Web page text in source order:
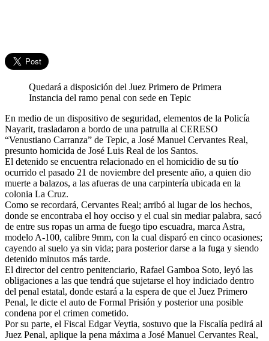
Quedará a disposición del Juez Primero de Primera
Instancia del ramo penal con sede en Tepic
En medio de un dispositivo de seguridad, elementos de la Policía
Nayarit, trasladaron a bordo de una patrulla al CERESO
“Venustiano Carranza” de Tepic, a José Manuel Cervantes Real,
presunto homicida de José Luis Real de los Santos.
El detenido se encuentra relacionado en el homicidio de su tío
ocurrido el pasado 21 de noviembre del presente año, a quien dio
muerte a balazos, a las afueras de una carpintería ubicada en la
colonia La Cruz.
Como se recordará, Cervantes Real; arribó al lugar de los hechos,
donde se encontraba el hoy occiso y el cual sin mediar palabra, sacó
de entre sus ropas un arma de fuego tipo escuadra, marca Astra,
modelo A-100, calibre 9mm, con la cual disparó en cinco ocasiones;
cayendo al suelo ya sin vida; para posterior darse a la fuga y siendo
detenido minutos más tarde.
El director del centro penitenciario, Rafael Gamboa Soto, leyó las
obligaciones a las que tendrá que sujetarse el hoy indiciado dentro
del penal estatal, donde estará a la espera de que el Juez Primero
Penal, le dicte el auto de Formal Prisión y posterior una posible
condena por el crimen cometido.
Por su parte, el Fiscal Edgar Veytia, sostuvo que la Fiscalía pedirá al
Juez Penal, aplique la pena máxima a José Manuel Cervantes Real,